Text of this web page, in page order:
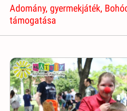
Adomány, gyermekjáték,
támogatása